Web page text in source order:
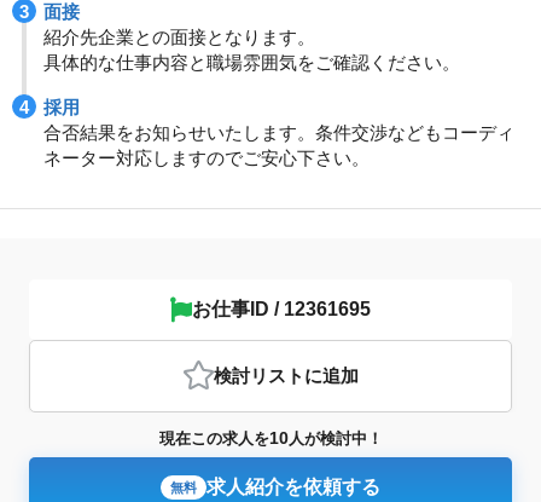
面接
紹介先企業との面接となります。
具体的な仕事内容と職場雰囲気をご確認ください。
採用
合否結果をお知らせいたします。条件交渉などもコーディ
ネーター対応しますのでご安心下さい。
お仕事ID / 12361695
検討リスト に追加
現在この求人を10人が検討中！
無料 求人紹介を依頼する